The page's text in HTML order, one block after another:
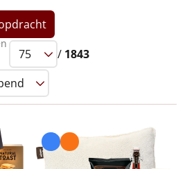
/ 1843